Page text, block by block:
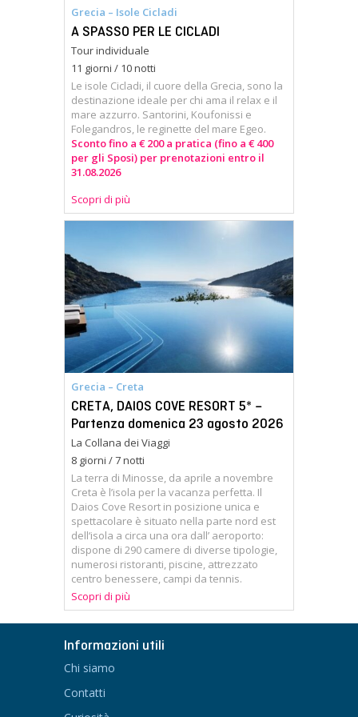
Grecia – Isole Cicladi
A SPASSO PER LE CICLADI
Tour individuale
11 giorni / 10 notti
Le isole Cicladi, il cuore della Grecia, sono la
destinazione ideale per chi ama il relax e il
mare azzurro. Santorini, Koufonissi e
Folegandros, le reginette del mare Egeo.
Sconto fino a € 200 a pratica (fino a € 400
per gli Sposi) per prenotazioni entro il
31.08.2026
Scopri di più
Grecia – Creta
CRETA, DAIOS COVE RESORT 5* –
Partenza domenica 23 agosto 2026
La Collana dei Viaggi
8 giorni / 7 notti
La terra di Minosse, da aprile a novembre
Creta è l’isola per la vacanza perfetta. Il
Daios Cove Resort in posizione unica e
spettacolare è situato nella parte nord est
dell‘isola a circa una ora dall’ aeroporto:
dispone di 290 camere di diverse tipologie,
numerosi ristoranti, piscine, attrezzato
centro benessere, campi da tennis.
Scopri di più
Informazioni utili
Chi siamo
Contatti